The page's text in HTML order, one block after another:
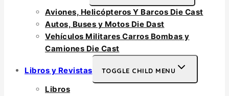
Aviones, Helicópteros Y Barcos Die Cast
Autos, Buses y Motos Die Dast
Vehículos Militares Carros Bombas y
Camiones Die Cast
Libros y Revistas TOGGLE CHILD MENU
Libros